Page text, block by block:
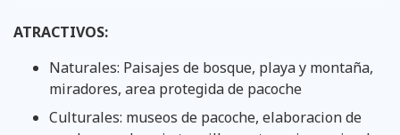
ATRACTIVOS:
Naturales: Paisajes de bosque, playa y montaña,
miradores, area protegida de pacoche
Culturales: museos de pacoche, elaboracion de